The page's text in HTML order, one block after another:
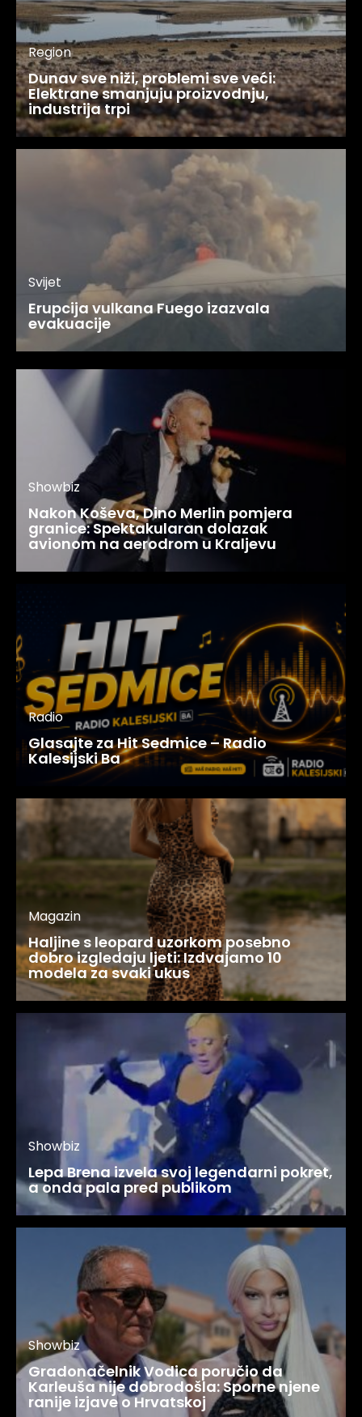
Region
Dunav sve niži, problemi sve veći:
Elektrane smanjuju proizvodnju,
industrija trpi
Svijet
Erupcija vulkana Fuego izazvala
evakuacije
Showbiz
Nakon Koševa, Dino Merlin pomjera
granice: Spektakularan dolazak
avionom na aerodrom u Kraljevu
Radio
Glasajte za Hit Sedmice – Radio
Kalesijski Ba
Magazin
Haljine s leopard uzorkom posebno
dobro izgledaju ljeti: Izdvajamo 10
modela za svaki ukus
Showbiz
Lepa Brena izvela svoj legendarni pokret,
a onda pala pred publikom
Showbiz
Gradonačelnik Vodica poručio da
Karleuša nije dobrodošla: Sporne njene
ranije izjave o Hrvatskoj